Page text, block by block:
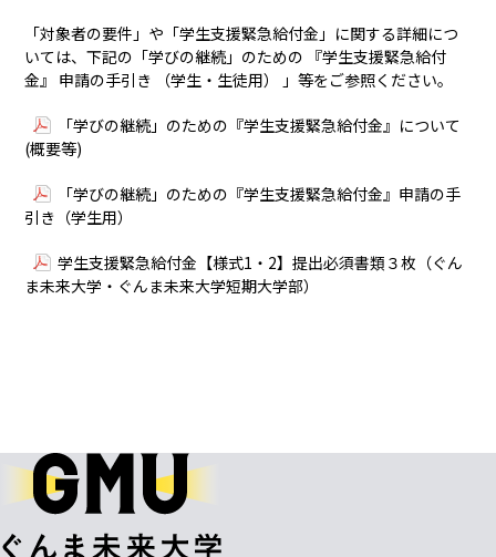
「対象者の要件」や「学生支援緊急給付金」に関する詳細につ
いては、下記の「学びの継続」のための 『学生支援緊急給付
金』 申請の手引き （学生・生徒用） 」等をご参照ください。
「学びの継続」のための『学生支援緊急給付金』について
(概要等)
「学びの継続」のための『学生支援緊急給付金』申請の手
引き（学生用）
学生支援緊急給付金【様式1・2】提出必須書類３枚（ぐん
ま未来大学・ぐんま未来大学短期大学部）